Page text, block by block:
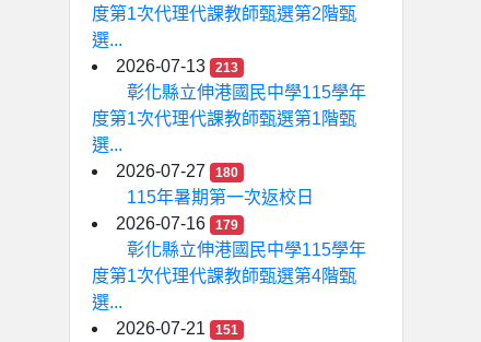
度第1次代理代課教師甄選第2階甄
選...
2026-07-13
213
彰化縣立伸港國民中學115學年
度第1次代理代課教師甄選第1階甄
選...
2026-07-27
180
115年暑期第一次返校日
2026-07-16
179
彰化縣立伸港國民中學115學年
度第1次代理代課教師甄選第4階甄
選...
2026-07-21
151